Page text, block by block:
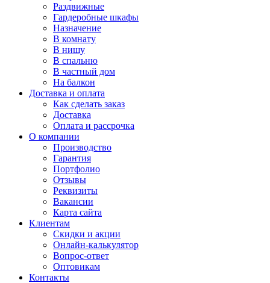
Раздвижные
Гардеробные шкафы
Назначение
В комнату
В нишу
В спальню
В частный дом
На балкон
Доставка и оплата
Как сделать заказ
Доставка
Оплата и рассрочка
О компании
Производство
Гарантия
Портфолио
Отзывы
Реквизиты
Вакансии
Карта сайта
Клиентам
Скидки и акции
Онлайн-калькулятор
Вопрос-ответ
Оптовикам
Контакты